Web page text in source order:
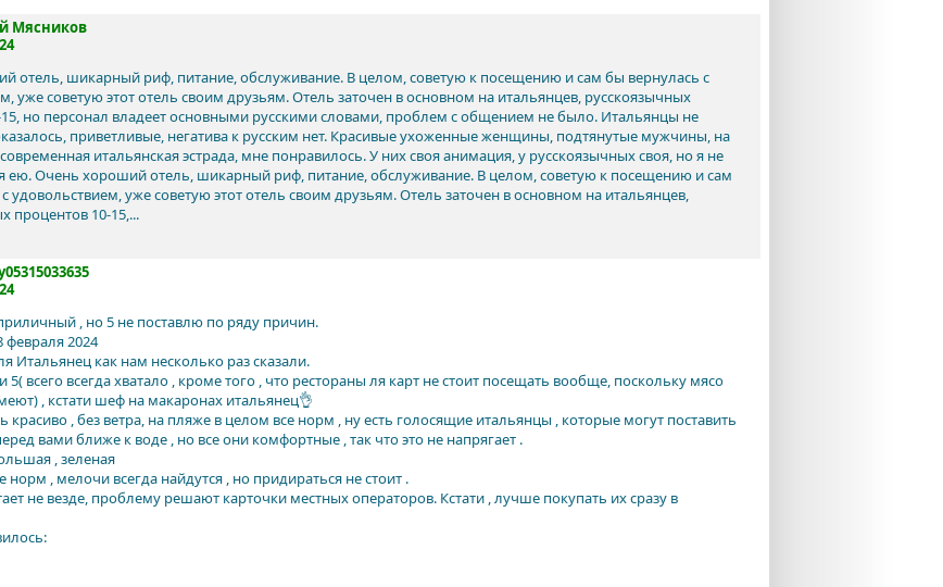
Мясников
отель, шикарный риф, питание, обслуживание. В целом, советую к посещению и сам бы вернулась с
уже советую этот отель своим друзьям. Отель заточен в основном на итальянцев, русскоязычных
15, но персонал владеет основными русскими словами, проблем с общением не было. Итальянцы не
приветливые, негатива к русским нет. Красивые ухоженные женщины, подтянутые мужчины, на
итальянская эстрада, мне понравилось. У них своя анимация, у русскоязычных своя, но я не
ею. Очень хороший отель, шикарный риф, питание, обслуживание. В целом, советую к посещению и сам
удовольствием, уже советую этот отель своим друзьям. Отель заточен в основном на итальянцев,
процентов 10-15,...
, но 5 не поставлю по ряду причин.
февраля 2024
Итальянец как нам несколько раз сказали.
5( всего всегда хватало , кроме того , что рестораны ля карт не стоит посещать вообще, поскольку мясо
, кстати шеф на макаронах итальянец👌
красиво , без ветра, на пляже в целом все норм , ну есть голосящие итальянцы , которые могут поставить
вами ближе к воде , но все они комфортные , так что это не напрягает .
, зеленая
, мелочи всегда найдутся , но придираться не стоит .
не везде, проблему решают карточки местных операторов. Кстати , лучше покупать их сразу в